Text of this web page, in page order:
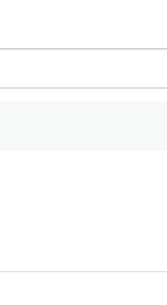
BENÖTIGT?